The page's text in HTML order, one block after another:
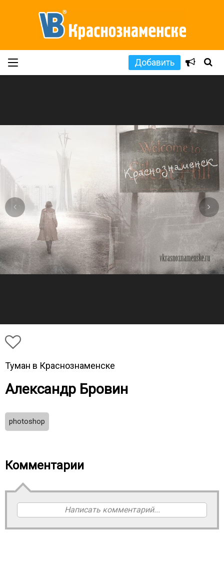
Добавить
Туман в Краснознаменске
Александр Бровин
photoshop
Комментарии
Написать комментарий...